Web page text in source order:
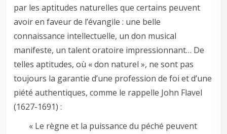
par les aptitudes naturelles que certains peuvent
avoir en faveur de l’évangile : une belle
connaissance intellectuelle, un don musical
manifeste, un talent oratoire impressionnant… De
telles aptitudes, où « don naturel », ne sont pas
toujours la garantie d’une profession de foi et d’une
piété authentiques, comme le rappelle John Flavel
(1627-1691) :
« Le règne et la puissance du péché peuvent